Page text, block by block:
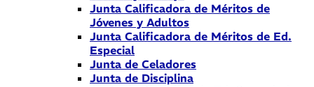
Junta Calificadora de Méritos de
Jóvenes y Adultos
Junta Calificadora de Méritos de Ed.
Especial
Junta de Celadores
Junta de Disciplina